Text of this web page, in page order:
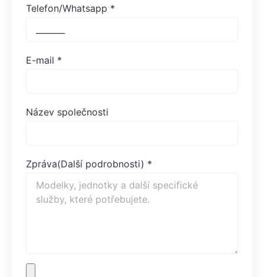
Telefon/Whatsapp *
E-mail *
Název společnosti
Zpráva(Další podrobnosti) *